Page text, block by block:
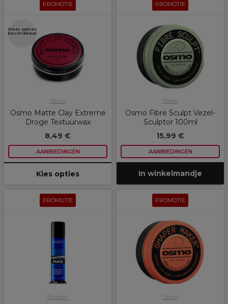
PROMOTIE
Meer opties
beschikbaar
Osmo
Osmo Matte Clay Extreme
Droge Textuurwax
8,49 €
AANBIEDINGEN
Kies opties
PROMOTIE
Osmo
Osmo Fibre Sculpt Vezel-
Sculptor 100ml
15,99 €
AANBIEDINGEN
In winkelmandje
PROMOTIE
Redken
PROMOTIE
Osmo